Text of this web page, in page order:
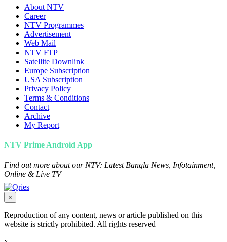
About NTV
Career
NTV Programmes
Advertisement
Web Mail
NTV FTP
Satellite Downlink
Europe Subscription
USA Subscription
Privacy Policy
Terms & Conditions
Contact
Archive
My Report
NTV Prime Android App
Find out more about our NTV: Latest Bangla News, Infotainment,
Online & Live TV
×
Reproduction of any content, news or article published on this
website is strictly prohibited. All rights reserved